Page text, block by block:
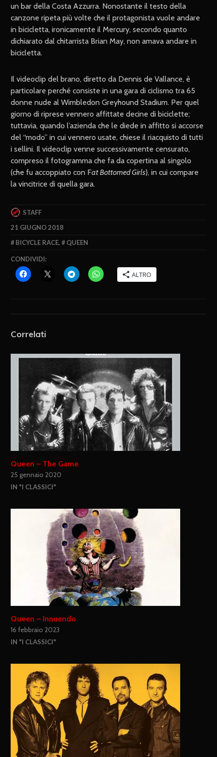
un bar della Costa Azzurra. Nonostante il testo della
canzone ripeta più volte che il protagonista vuole andare
in bicicletta, ironicamente il Mercury, secondo quanto
dichiarato dal chitarrista Brian May, non amava andare in
bicicletta.
Il videoclip del brano, diretto da Dennis de Vallance, è
particolare perché consiste in una gara di ciclismo tra 65
donne nude al Wimbledon Greyhound Stadium. Per quel
giorno di riprese vennero affittate decine di biciclette;
tuttavia, quando l’azienda che le diede in affitto si accorse
del “modo” in cui vennero usate, chiese il riacquisto di tutti
i sellini. Il videoclip venne successivamente censurato,
compreso il fotogramma che fa da copertina al singolo
(che fu accoppiato con Fat Bottomed Girls), in cui compare
la vincitrice di quella gara.
STAFF
21 GIUGNO 2018
BICYCLE RACE, QUEEN
CONDIVIDI:
ALTRO
Correlati
Queen – The Game
25 gennaio 2020
IN "I CLASSICI"
Queen – Innuendo
16 febbraio 2023
IN "I CLASSICI"